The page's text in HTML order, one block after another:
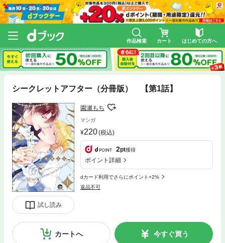
作品検索 カート はじめての方へ
シークレットアフター（分冊版） 【第1話】
試し読み
園瀬もち
マンガ
220(税込)
2pt獲得
ポイント詳細
dカード利用でさらにポイント+2%
返品不可
カートへ 今すぐ買う